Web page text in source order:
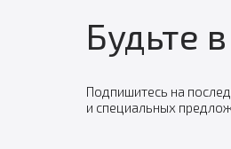
Будьте
Подпишитесь на
и специальных